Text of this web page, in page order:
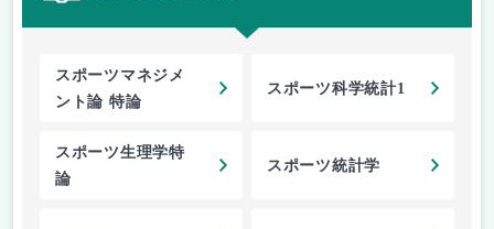
スポーツマネジメ
ント論 特論
スポーツ科学統計1
スポーツ生理学特
論
スポーツ統計学